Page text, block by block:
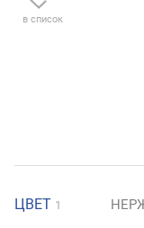
в список
ЦВЕТ 1